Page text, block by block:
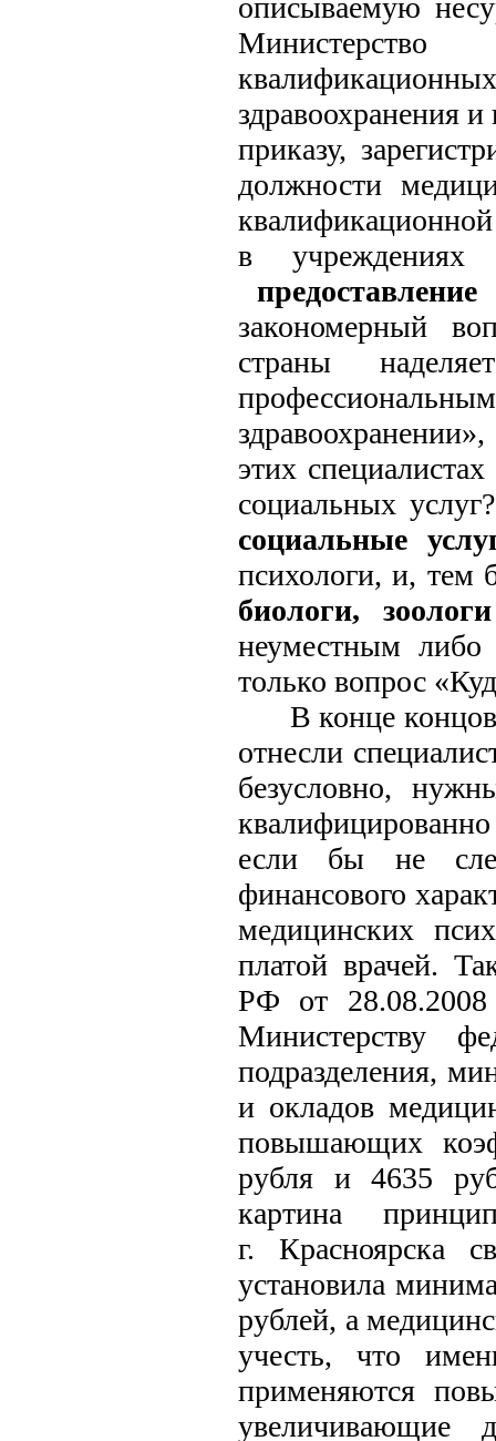
Министерство
здравоохранения
приказу,
должности
в
закономерный
страны
этих
социальных
социальные
психологи, и, тем
биологи,
неуместным либо
только вопрос
В конце
отнесли
безусловно,
если бы не
финансового
медицинских
платой врачей.
РФ от
Министерству
подразделения,
и окладов
повышающих
рубля и 4635
картина
г. Красноярска
установила
рублей, а
учесть, что
применяются
увеличивающие